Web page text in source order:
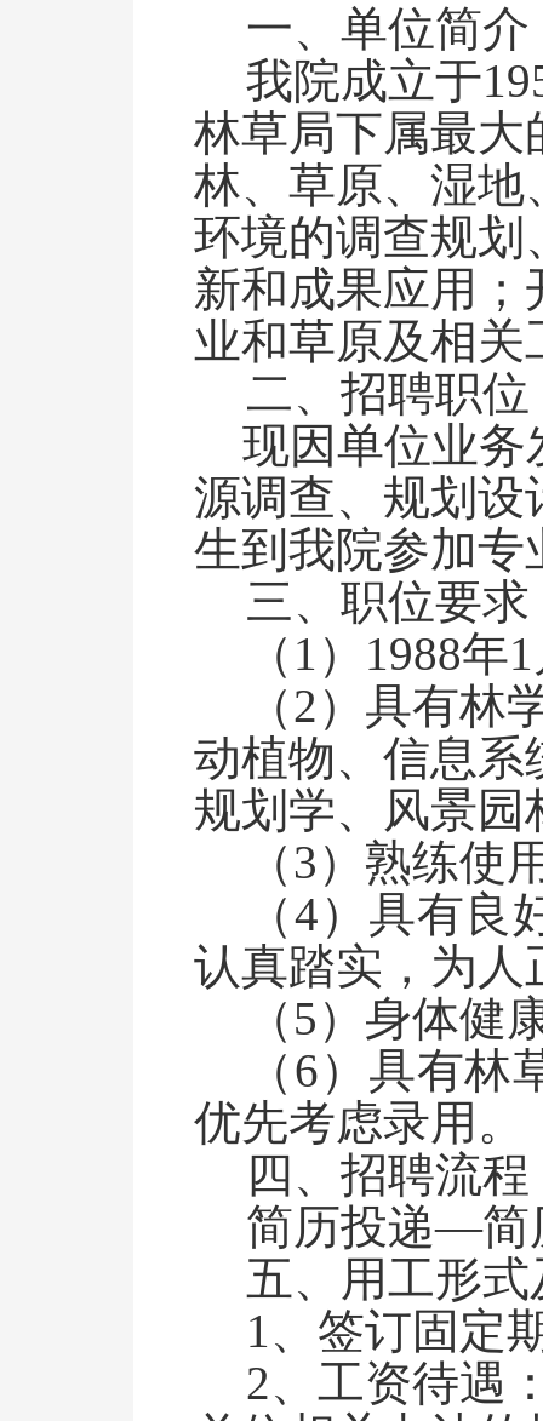
一、单位简介
我院成立于
林草局下属最大
林、草原、湿地
环境的调查规划
新和成果应用 ；
业和草原及相关
二、招聘职位
现因单位业务
源调查、规划设
生到我院参加专
三、职位要求
（ 1 ） 1988年1
（2）具有林
动植物、信息系
规划学、风景
（3）熟练使
（4）具有良
认真踏实，为人
（5）身体健
（6）具有林
优先考虑录用。
四、招聘流程
简历投递—简
五、用工形
1、 签订固定
2、 工资待遇